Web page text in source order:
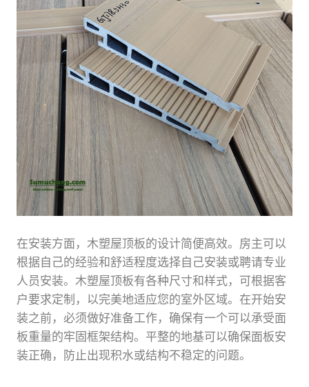
在安装方面，木塑屋顶板的设计简便高效。房主可以
根据自己的经验和舒适程度选择自己安装或聘请专业
人员安装。木塑屋顶板有各种尺寸和样式，可根据客
户要求定制，以完美地适应您的室外区域。在开始安
装之前，必须做好准备工作，确保有一个可以承受面
板重量的牢固框架结构。平整的地基可以确保面板安
装正确，防止出现积水或结构不稳定的问题。